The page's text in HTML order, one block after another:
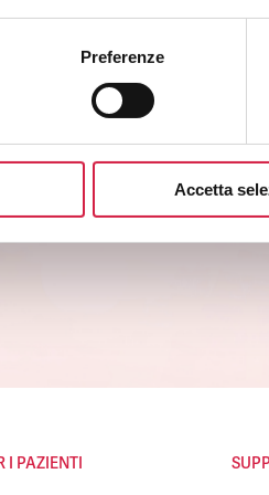
Preferenze
Accetta
ospedali Bollino Rosa.
e ai servizi.
I PAZIENTI